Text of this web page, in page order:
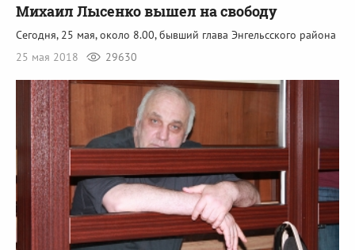
Михаил Лысенко вышел на свободу
Сегодня, 25 мая, около 8.00, бывший глава Энгельсского района
25 мая 2018
29630